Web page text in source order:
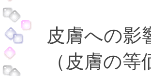
皮膚への影
（皮膚の